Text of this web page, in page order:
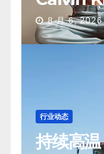
8 月 6, 2026
行业动态
持续高